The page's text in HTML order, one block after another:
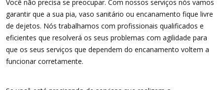
Você não precisa se preocupar. Com nossos serviços nós vamos
garantir que a sua pia, vaso sanitário ou encanamento fique livre
de dejetos. Nós trabalhamos com profissionais qualificados e
eficientes que resolverá os seus problemas com agilidade para
que os seus serviços que dependem do encanamento voltem a
funcionar corretamente.